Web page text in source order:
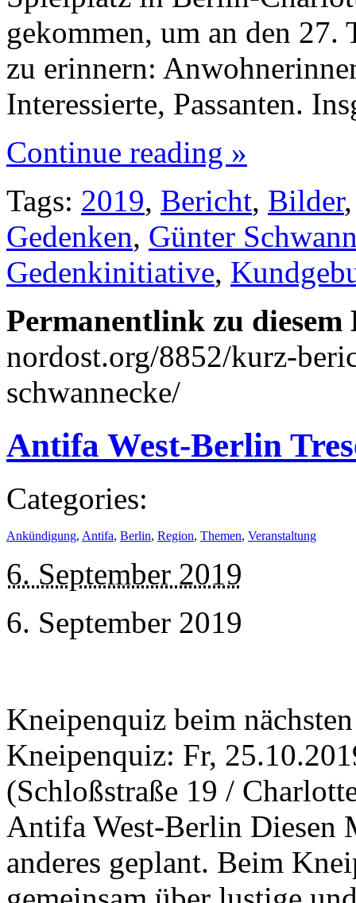
gekommen, um an den 27.
zu erinnern:
Interessierte, Passanten.
Continue reading »
Tags: 2019, Bericht, Bilder
Gedenken, Günter
Gedenkinitiative,
Permanentlink zu
nordost.org/8852/kurz-
schwannecke/
Antifa West-Berlin
Categories:
Ankündigung, Antifa, Berlin, Region, Themen, Veranstaltung
6. September 2019
6. September 2019
Kneipenquiz beim
Kneipenquiz: Fr,
(Schloßstraße 19 /
Antifa West-Berlin Diesen
anderes geplant. Beim